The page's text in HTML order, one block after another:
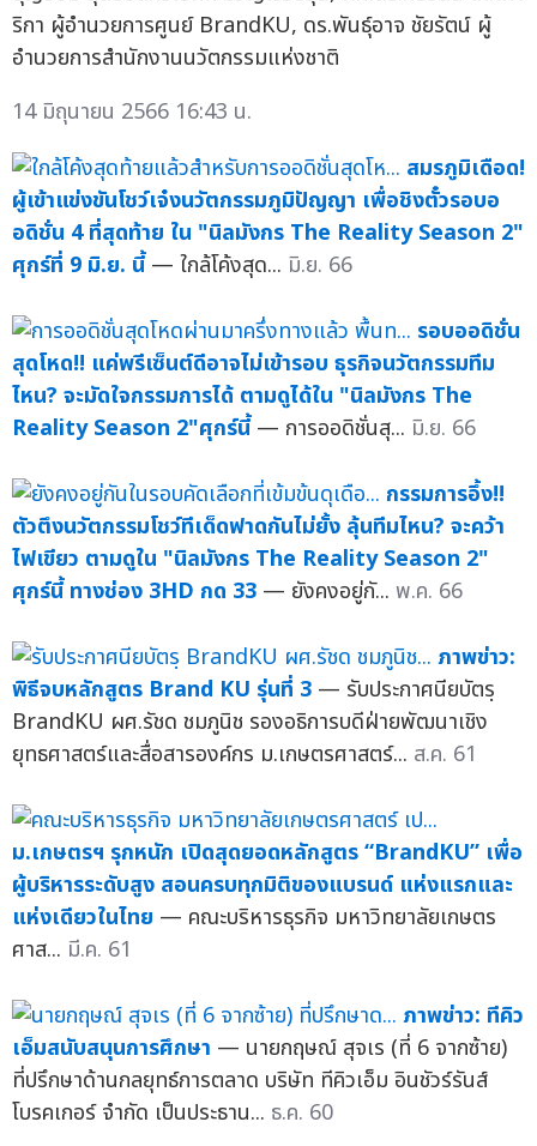
ริกา ผู้อำนวยการศูนย์ BrandKU, ดร.พันธุ์อาจ ชัยรัตน์ ผู้
อำนวยการสำนักงานนวัตกรรมแห่งชาติ
14 มิถุนายน 2566 16:43 น.
สมรภูมิเดือด!
ผู้เข้าแข่งขันโชว์เจ๋งนวัตกรรมภูมิปัญญา เพื่อชิงตั๋วรอบอ
อดิชั่น 4 ที่สุดท้าย ใน "นิลมังกร The Reality Season 2"
ศุกร์ที่ 9 มิ.ย. นี้ — ใกล้โค้งสุด... มิ.ย. 66
รอบออดิชั่น
สุดโหด!! แค่พรีเซ็นต์ดีอาจไม่เข้ารอบ ธุรกิจนวัตกรรมทีม
ไหน? จะมัดใจกรรมการได้ ตามดูได้ใน "นิลมังกร The
Reality Season 2"ศุกร์นี้ — การออดิชั่นสุ... มิ.ย. 66
กรรมการอึ้ง!!
ตัวตึงนวัตกรรมโชว์ทีเด็ดฟาดกันไม่ยั้ง ลุ้นทีมไหน? จะคว้า
ไฟเขียว ตามดูใน "นิลมังกร The Reality Season 2"
ศุกร์นี้ ทางช่อง 3HD กด 33 — ยังคงอยู่กั... พ.ค. 66
ภาพข่าว:
พิธีจบหลักสูตร Brand KU รุ่นที่ 3 — รับประกาศนียบัตรฺ
BrandKU ผศ.รัชด ชมภูนิช รองอธิการบดีฝ่ายพัฒนาเชิง
ยุทธศาสตร์และสื่อสารองค์กร ม.เกษตรศาสตร์... ส.ค. 61
ม.เกษตรฯ รุกหนัก เปิดสุดยอดหลักสูตร “BrandKU” เพื่อ
ผู้บริหารระดับสูง สอนครบทุกมิติของแบรนด์ แห่งแรกและ
แห่งเดียวในไทย — คณะบริหารธุรกิจ มหาวิทยาลัยเกษตร
ศาส... มี.ค. 61
ภาพข่าว: ทีคิว
เอ็มสนับสนุนการศึกษา — นายกฤษณ์ สุจเร (ที่ 6 จากซ้าย)
ที่ปรึกษาด้านกลยุทธ์การตลาด บริษัท ทีคิวเอ็ม อินชัวร์รันส์
โบรคเกอร์ จำกัด เป็นประธาน... ธ.ค. 60